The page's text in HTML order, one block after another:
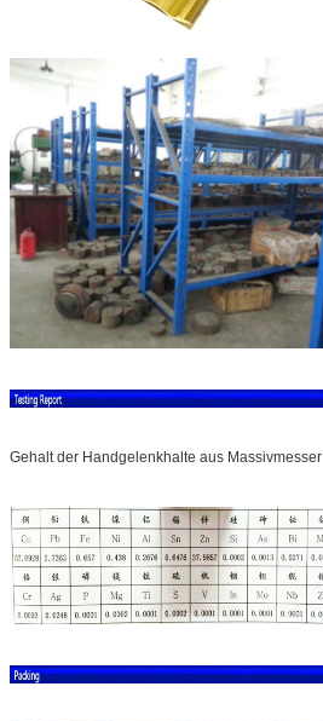
Gehalt der Handgelenkhalte aus Massivmesser